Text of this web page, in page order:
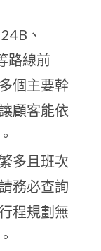
、
路線前
個主要幹
顧客能依
多且班次
務必查詢
程規劃無